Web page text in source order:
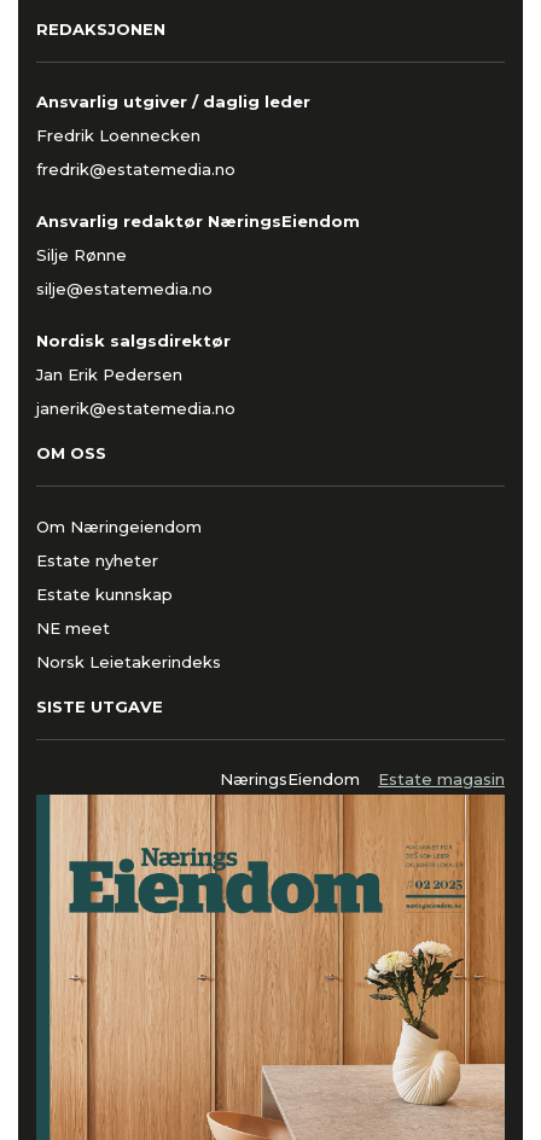
REDAKSJONEN
Ansvarlig utgiver / daglig leder
Fredrik Loennecken
fredrik@estatemedia.no
Ansvarlig redaktør NæringsEiendom
Silje Rønne
silje@estatemedia.no
Nordisk salgsdirektør
Jan Erik Pedersen
janerik@estatemedia.no
OM OSS
Om Næringeiendom
Estate nyheter
Estate kunnskap
NE meet
Norsk Leietakerindeks
SISTE UTGAVE
NæringsEiendom Estate magasin